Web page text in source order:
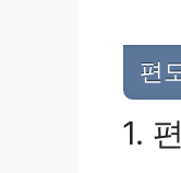
편
1.